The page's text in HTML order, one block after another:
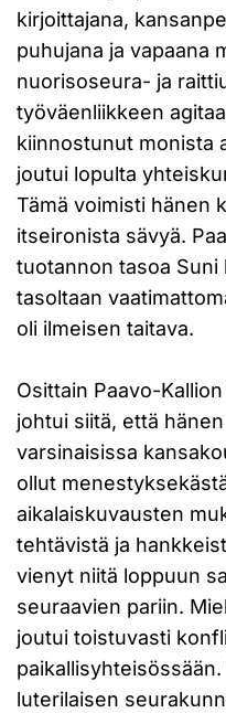
kirjoittajana,
puhujana ja vapaana
nuorisoseura- ja
työväenliikkeen
kiinnostunut monista
joutui lopulta
Tämä voimisti hänen
itseironista sävyä.
tuotannon tasoa Suni
tasoltaan
oli ilmeisen taitava.
Osittain Paavo-
johtui siitä, että
varsinaisissa
ollut
aikalaiskuvausten
tehtävistä ja
vienyt niitä loppuun
seuraavien pariin.
joutui toistuvasti
luterilaisen